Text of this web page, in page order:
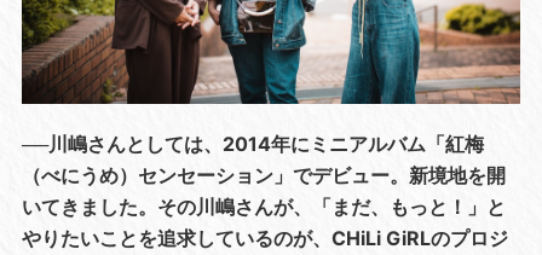
──川嶋さんとしては、2014年にミニアルバム「紅梅
（べにうめ）センセーション」でデビュー。新境地を開
いてきました。その川嶋さんが、「まだ、もっと！」と
やりたいことを追求しているのが、CHiLi GiRLのプロジ